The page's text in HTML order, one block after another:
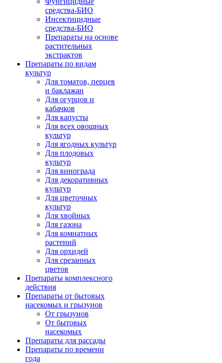
средства-БИО
Инсектицидные
средства-БИО
Препараты на основе
растительных
экстрактов
Препараты по видам
культур
Для томатов, перцев
и баклажан
Для огурцов и
кабачков
Для капусты
Для всех овощных
культур
Для ягодных культур
Для плодовых
культур
Для винограда
Для декоративных
культур
Для цветочных
культур
Для хвойных
Для газона
Для комнатных
растений
Для орхидей
Для срезанных
цветов
Препараты комплексного
действия
Препараты от бытовых
насекомых и грызунов
От грызунов
От бытовых
насекомых
Препараты для рассады
Препараты по времени
года